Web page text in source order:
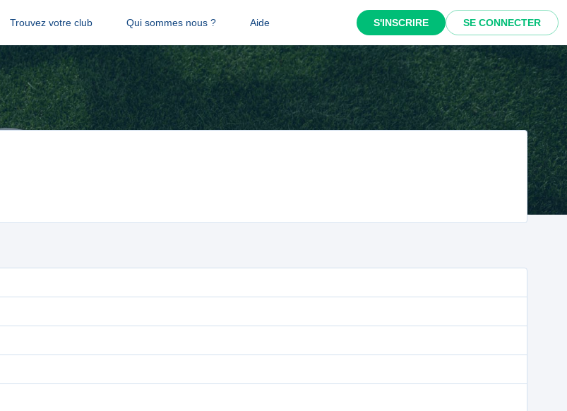
Trouvez votre club Qui sommes nous ? Aide S'INSCRIRE SE CONNECTER